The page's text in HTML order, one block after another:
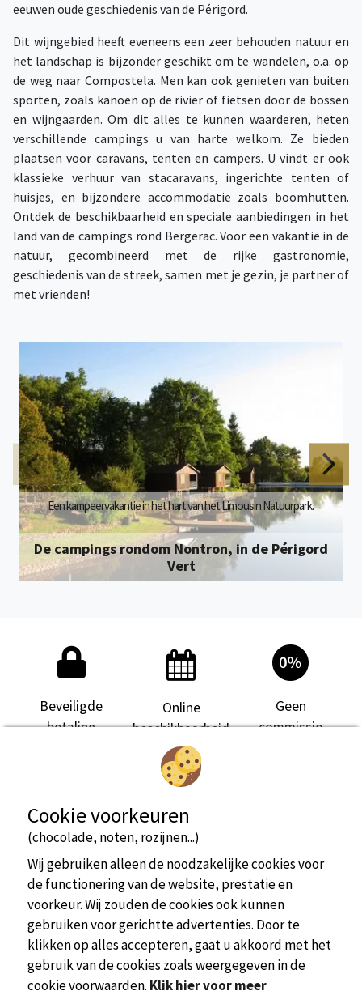
eeuwen oude geschiedenis van de Périgord.
Dit wijngebied heeft eveneens een zeer behouden natuur en
het landschap is bijzonder geschikt om te wandelen, o.a. op
de weg naar Compostela. Men kan ook genieten van buiten
sporten, zoals kanoën op de rivier of fietsen door de bossen
en wijngaarden. Om dit alles te kunnen waarderen, heten
verschillende campings u van harte welkom. Ze bieden
plaatsen voor caravans, tenten en campers. U vindt er ook
klassieke verhuur van stacaravans, ingerichte tenten of
huisjes, en bijzondere accommodatie zoals boomhutten.
Ontdek de beschikbaarheid en speciale aanbiedingen in het
land van de campings rond Bergerac. Voor een vakantie in de
natuur, gecombineerd met de rijke gastronomie,
geschiedenis van de streek, samen met je gezin, je partner of
met vrienden!
De campings rondom Nontron, in de Périgord
Vert
Een kampeervakantie in het hart van het Limousin Natuurpark.
Beveiligde
betaling
Online
beschikbaarheid
Geen
commissie
Cookie voorkeuren
(chocolade, noten, rozijnen...)
Wij gebruiken alleen de noodzakelijke cookies voor
de functionering van de website, prestatie en
voorkeur. Wij zouden de cookies ook kunnen
gebruiken voor gerichtte advertenties. Door te
klikken op alles accepteren, gaat u akkoord met het
gebruik van de cookies zoals weergegeven in de
cookie voorwaarden. Klik hier voor meer